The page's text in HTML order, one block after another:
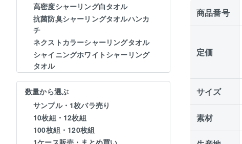
高密度シャーリング白タオル
抗菌防臭シャーリングタオルハンカ
チ
ネクストカラーシャーリングタオル
シャイニングホワイトシャーリング
タオル
数量から選ぶ
サンプル・1枚バラ売り
10枚組・12枚組
100枚組・120枚組
商品番号
定価
サイズ
素材